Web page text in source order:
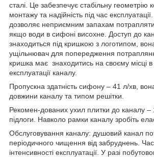
сталі. Це забезпечує стабільну геометрію
монтажу та надійність під час
дозволяє неприємним запахам
якщо води в сифоні висохне. Доступ до
знаходиться під кришкою з логотипом,
ущільнювач для попередження
кришка має знаходитись на своєму місці в
експлуатації каналу.
Пропускна здатність сифону – 41 л/хв,
довжини каналу та типом решітки.
Рекомен-дованих ухил плитки до каналу –
підлоги. Навколо рамки каналу зробіть
Обслуговування каналу: душовий канал
періодичного чищення від забруднень.
інтенсивності експлуатації. У разі